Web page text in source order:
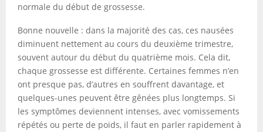
normale du début de grossesse.
Bonne nouvelle : dans la majorité des cas, ces nausées
diminuent nettement au cours du deuxième trimestre,
souvent autour du début du quatrième mois. Cela dit,
chaque grossesse est différente. Certaines femmes n’en
ont presque pas, d’autres en souffrent davantage, et
quelques-unes peuvent être gênées plus longtemps. Si
les symptômes deviennent intenses, avec vomissements
répétés ou perte de poids, il faut en parler rapidement à